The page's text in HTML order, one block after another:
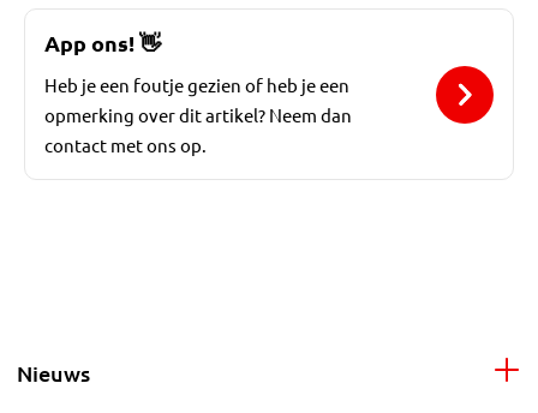
App ons!👋
Heb je een foutje gezien of heb je een
opmerking over dit artikel? Neem dan
contact met ons op.
Nieuws